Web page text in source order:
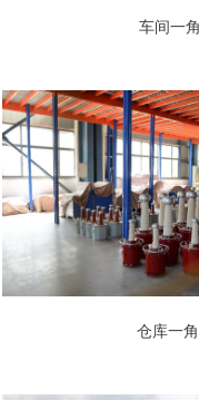
车间一角
仓库一角